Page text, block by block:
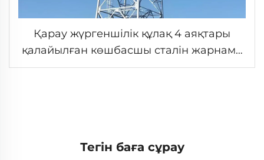
Қарау жүргеншілік құлақ 4 аяқтары
қалайылған көшбасшы сталін жарнама
платформасы тау шоғырдың орманы
Тегін баға сұрау